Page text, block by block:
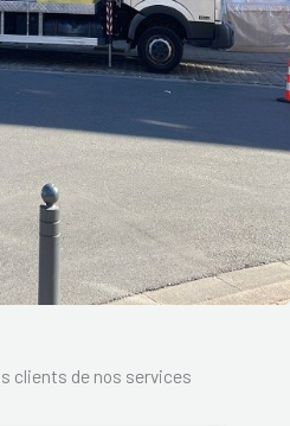
clients de nos services